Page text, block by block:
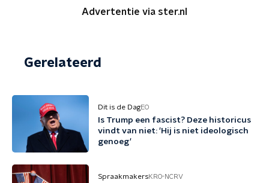
Advertentie via ster.nl
Gerelateerd
Dit is de DagEO
Is Trump een fascist? Deze historicus
vindt van niet: 'Hij is niet ideologisch
genoeg'
SpraakmakersKRO-NCRV